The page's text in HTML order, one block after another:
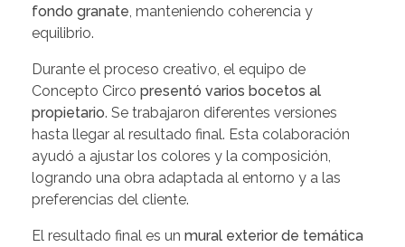
fondo granate, manteniendo coherencia y
equilibrio.
Durante el proceso creativo, el equipo de
Concepto Circo presentó varios bocetos al
propietario. Se trabajaron diferentes versiones
hasta llegar al resultado final. Esta colaboración
ayudó a ajustar los colores y la composición,
logrando una obra adaptada al entorno y a las
preferencias del cliente.
El resultado final es un mural exterior de temática